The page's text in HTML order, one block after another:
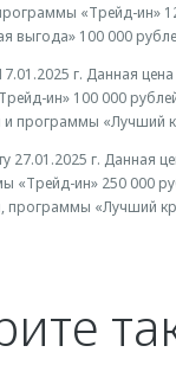
«Трейд-
выгода» 100 000
г. Данная
ин» 100 000
программы «Лучший
27.01.2025 г. Данная
«Трейд-ин» 250 000
«Лучший